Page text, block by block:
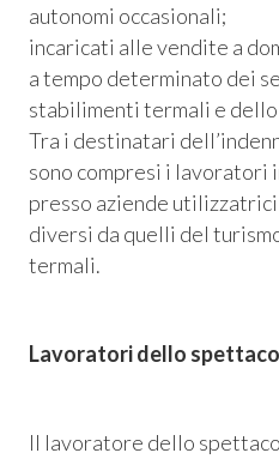
autonomi occasionali;
incaricati alle vendite a
a tempo determinato dei
stabilimenti termali e
Tra i destinatari
sono compresi i lavoratori
presso aziende
diversi da quelli del
termali.
Lavoratori dello
Il lavoratore dello